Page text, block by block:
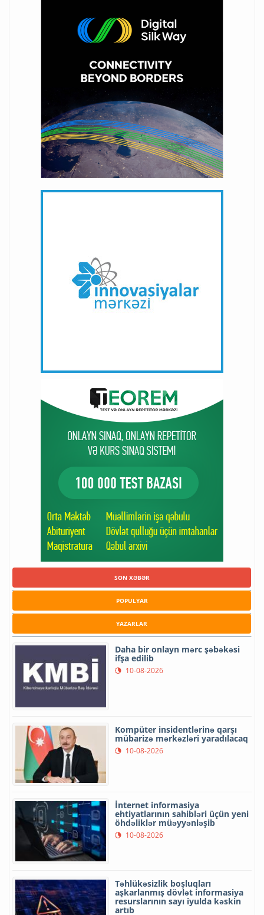
SON XƏBƏR
POPULYAR
YAZARLAR
Daha bir onlayn mərc şəbəkəsi
ifşa edilib
10-08-2026
Kompüter insidentlərinə qarşı
mübarizə mərkəzləri yaradılacaq
10-08-2026
İnternet informasiya
ehtiyatlarının sahibləri üçün yeni
öhdəliklər müəyyənləşib
10-08-2026
Təhlükəsizlik boşluqları
aşkarlanmış dövlət informasiya
resurslarının sayı iyulda kəskin
artıb